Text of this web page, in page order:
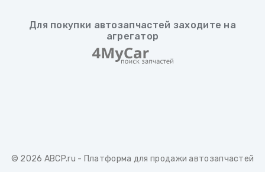
Для покупки автозапчастей заходите на
агрегатор
© 2026 ABCP.ru - Платформа для продажи автозапчастей